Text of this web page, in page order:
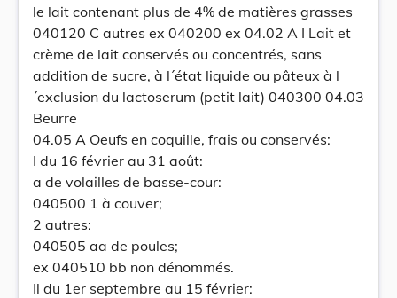
le lait contenant plus de 4% de matières grasses
040120 C autres ex 040200 ex 04.02 A I Lait et
crème de lait conservés ou concentrés, sans
addition de sucre, à l´état liquide ou pâteux à l
´exclusion du lactoserum (petit lait) 040300 04.03
Beurre
04.05 A Oeufs en coquille, frais ou conservés:
I du 16 février au 31 août:
a de volailles de basse-cour:
040500 1 à couver;
2 autres:
040505 aa de poules;
ex 040510 bb non dénommés.
Il du 1er septembre au 15 février: